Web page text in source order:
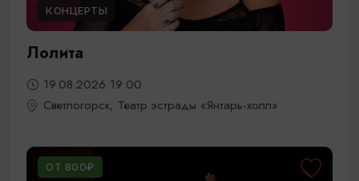
КОНЦЕРТЫ
Лолита
19.08.2026 19:00
Светлогорск, Театр эстрады «Янтарь-холл»
ОТ 800₽